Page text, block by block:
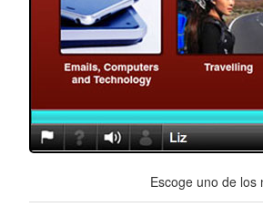
Escoge uno de los